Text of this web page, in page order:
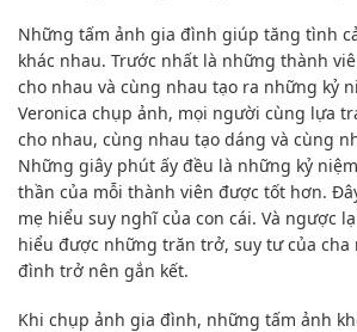
Những tấm ảnh gia đình giúp tăng tình
khác nhau. Trước nhất là những thành
cho nhau và cùng nhau tạo ra những kỷ
Veronica chụp ảnh, mọi người cùng lựa
cho nhau, cùng nhau tạo dáng và cùng
Những giây phút ấy đều là những kỷ
thần của mỗi thành viên được tốt hơn.
mẹ hiểu suy nghĩ của con cái. Và ngược
hiểu được những trăn trở, suy tư của cha
đình trở nên gắn kết.
Khi chụp ảnh gia đình, những tấm ảnh